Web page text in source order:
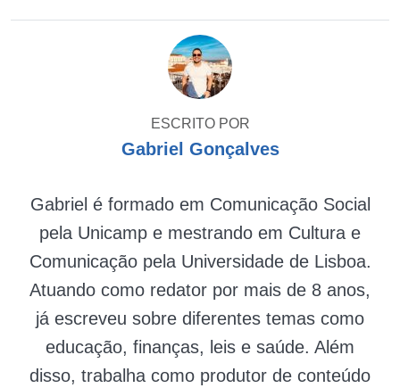
ESCRITO POR
Gabriel Gonçalves
Gabriel é formado em Comunicação Social
pela Unicamp e mestrando em Cultura e
Comunicação pela Universidade de Lisboa.
Atuando como redator por mais de 8 anos,
já escreveu sobre diferentes temas como
educação, finanças, leis e saúde. Além
disso, trabalha como produtor de conteúdo